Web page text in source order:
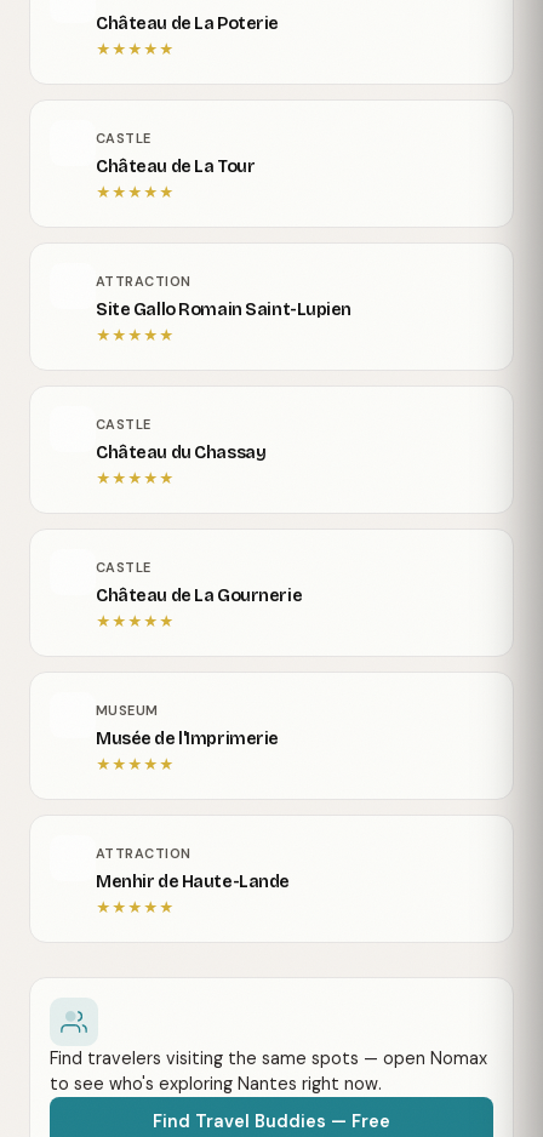
Château de La Poterie
★★★★★
CASTLE
Château de La Tour
★★★★★
ATTRACTION
Site Gallo Romain Saint-Lupien
★★★★★
CASTLE
Château du Chassay
★★★★★
CASTLE
Château de La Gournerie
★★★★★
MUSEUM
Musée de l'Imprimerie
★★★★★
ATTRACTION
Menhir de Haute-Lande
★★★★★
Find travelers visiting the same spots — open Nomax
to see who's exploring Nantes right now.
Find Travel Buddies — Free